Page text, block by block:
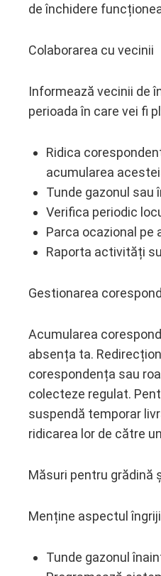
de închidere
Colaborarea cu vecinii
Informează vecinii de
perioada în care vei fi
Ridica
acumularea
Tunde gazonul sau
Verifica periodic
Parca ocazional pe
Raporta activități
Gestionarea
Acumularea
absența ta.
corespondența sau
colecteze regulat.
suspendă temporar
ridicarea lor de către
Măsuri pentru grădină
Menține aspectul
Tunde gazonul